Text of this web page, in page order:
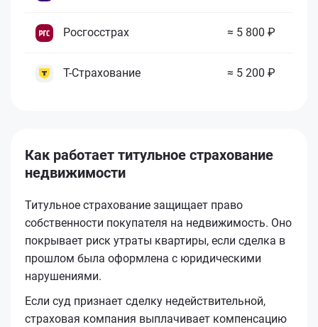
Росгосстрах ≈ 5 800 ₽
Т-Страхование ≈ 5 200 ₽
Как работает титульное страхование
недвижимости
Титульное страхование защищает право
собственности покупателя на недвижимость. Оно
покрывает риск утраты квартиры, если сделка в
прошлом была оформлена с юридическими
нарушениями.
Если суд признает сделку недействительной,
страховая компания выплачивает компенсацию